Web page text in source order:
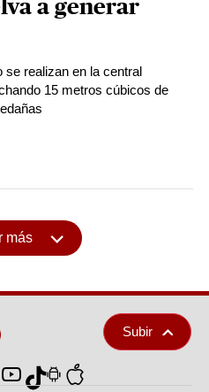
a generar
se realizan en la central
15 metros cúbicos de
más
Subir